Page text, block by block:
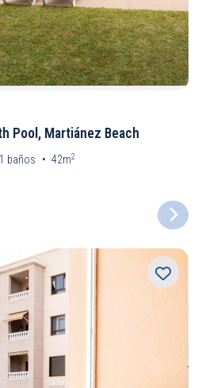
Pool, Martiánez Beach
1 baños 42m2